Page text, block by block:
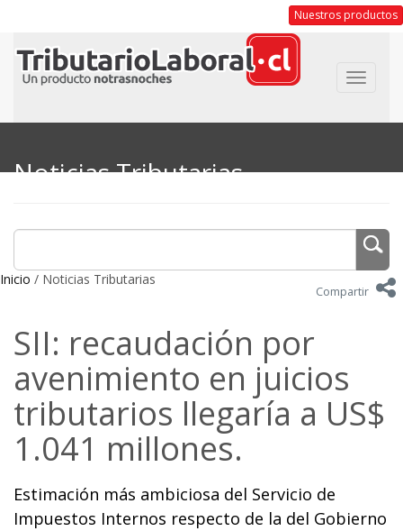
Nuestros productos
Toggle
Noticias Tributarias
Inicio / Noticias Tributarias
Compartir
SII: recaudación por
avenimiento en juicios
tributarios llegaría a US$
1.041 millones.
Estimación más ambiciosa del Servicio de
Impuestos Internos respecto de la del Gobierno